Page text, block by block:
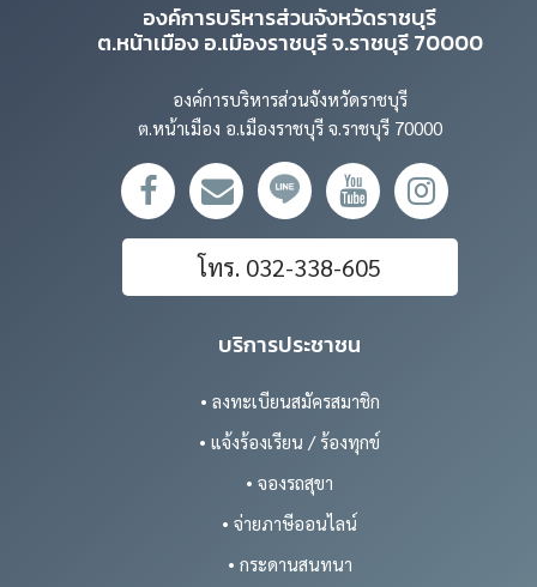
องค์การบริหารส่วนจังหวัดราชบุรี
ต.หน้าเมือง อ.เมืองราชบุรี จ.ราชบุรี 70000
องค์การบริหารส่วนจังหวัดราชบุรี
ต.หน้าเมือง อ.เมืองราชบุรี จ.ราชบุรี 70000
โทร. 032-338-605
บริการประชาชน
• ลงทะเบียนสมัครสมาชิก
• แจ้งร้องเรียน / ร้องทุกข์
• จองรถสุขา
• จ่ายภาษีออนไลน์
• กระดานสนทนา